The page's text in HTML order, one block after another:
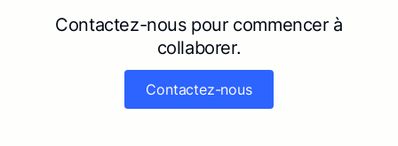
Contactez-nous pour commencer à
collaborer.
Contactez-nous